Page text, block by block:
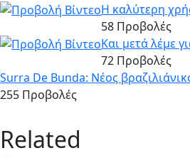
Η καλύτερη
58 Προβολές
Και μετά λέμε
72 Προβολές
Surra De Bunda: Νέος
255 Προβολές
Related